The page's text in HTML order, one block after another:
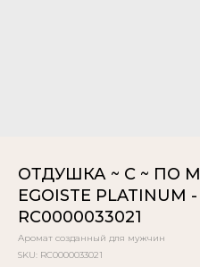
ОТДУШКА ~ C ~ ПО
EGOISTE PLATINUM
RC0000033021
Аромат созданный для мужчин
SKU: RC0000033021